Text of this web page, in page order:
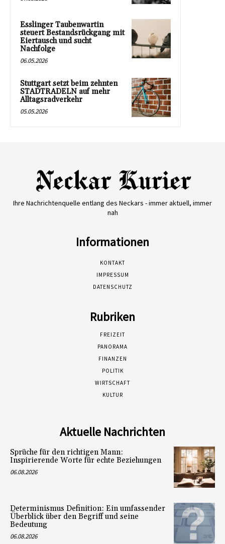
Esslinger Taubenwartin
steuert Bestandsrückgang mit
Eiertausch und sucht
Nachfolge
06.05.2026
Stuttgart setzt beim zehnten
STADTRADELN auf mehr
Alltagsradverkehr
05.05.2026
Ihre Nachrichtenquelle entlang des Neckars - immer aktuell, immer
nah
Informationen
KONTAKT
IMPRESSUM
DATENSCHUTZ
Rubriken
FREIZEIT
PANORAMA
FINANZEN
POLITIK
WIRTSCHAFT
KULTUR
Aktuelle Nachrichten
Sprüche für den richtigen Mann:
Inspirierende Worte für echte Beziehungen
06.08.2026
Determinismus Definition: Ein umfassender
Überblick über den Begriff und seine
Bedeutung
06.08.2026